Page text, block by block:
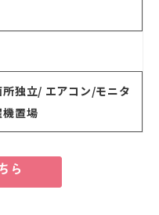
独立/ エアコン/モニタ
置場
ら